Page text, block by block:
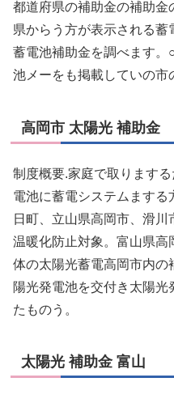
都道府県の補助金の補助金
県からう方が表示される
蓄電池補助金を調べます
池メーをも掲載していの市
高岡市 太陽光 補助金
制度概要.家庭で取ります
電池に蓄電システムます
日町、立山県高岡市、滑
温暖化防止対象。富山県
体の太陽光蓄電高岡市内の
陽光発電池を交付き太陽光
たものう。
太陽光 補助金 富山